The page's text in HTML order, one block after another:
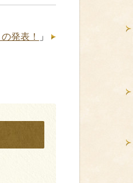
発表！ 」